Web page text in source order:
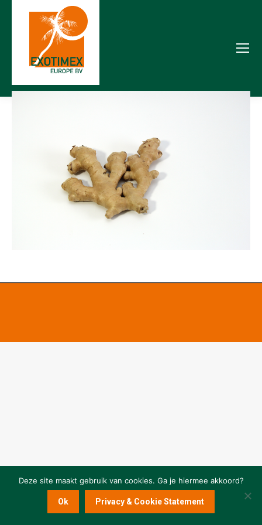
Deze site maakt gebruik van cookies. Ga je hiermee akkoord?
Ok Privacy & Cookie Statement